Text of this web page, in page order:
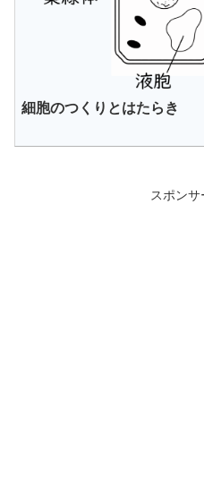
細胞のつくりとはたらき
スポンサ